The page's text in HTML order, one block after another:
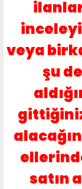
veya
şu
satın